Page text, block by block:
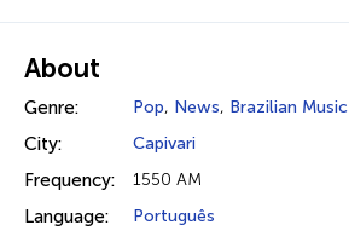
About
Genre: Pop, News, Brazilian Music
City: Capivari
Frequency: 1550 AM
Language: Português